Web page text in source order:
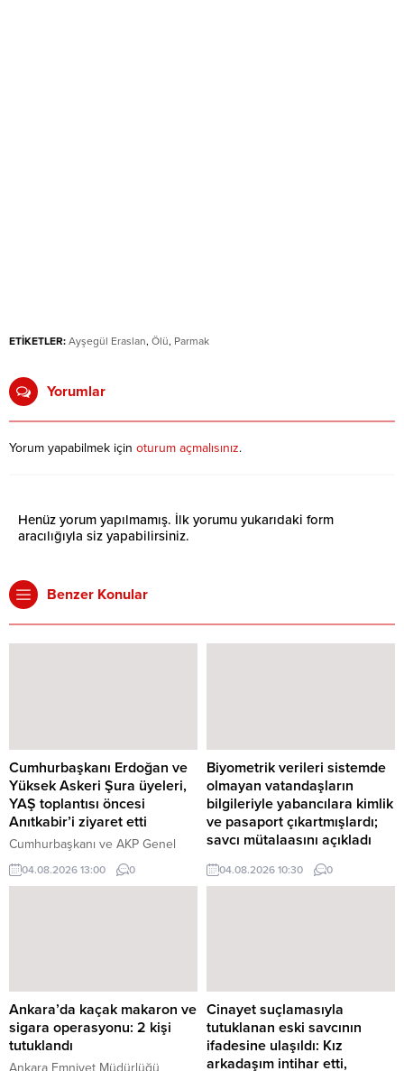
ETİKETLER: Ayşegül Eraslan, Ölü, Parmak
Yorumlar
Yorum yapabilmek için oturum açmalısınız.
Henüz yorum yapılmamış. İlk yorumu yukarıdaki form
aracılığıyla siz yapabilirsiniz.
Benzer Konular
Cumhurbaşkanı Erdoğan ve
Yüksek Askeri Şura üyeleri,
YAŞ toplantısı öncesi
Anıtkabir’i ziyaret etti
Cumhurbaşkanı ve AKP Genel
Başkanı Recep Tayyip Erdoğan
başkanlığındaki Yüksek Askeri
YAŞ ...
04.08.2026 13:00 0
Biyometrik verileri sistemde
olmayan vatandaşların
bilgileriyle yabancılara kimlik
ve pasaport çıkartmışlardı;
savcı mütalaasını açıkladı
Vatandaşların kimlik bilgileri
kullanılarak yabancılar adına sahte
görevlisinin resmi belgede ...
04.08.2026 10:30 0
Ankara’da kaçak makaron ve
sigara operasyonu: 2 kişi
tutuklandı
Cinayet suçlamasıyla
tutuklanan eski savcının
ifadesine ulaşıldı: Kız
arkadaşım intihar etti,